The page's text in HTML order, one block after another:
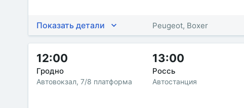
Показать детали Peugeot, Boxer
12:00
Гродно
Автовокзал, 7/8 платформа
13:00
Россь
Автостанция